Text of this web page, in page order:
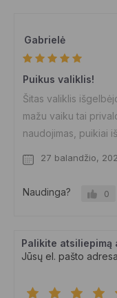
Gabrielė
Puikus valiklis!
Šitas valiklis
mažu vaiku tai
naudojimas, puikiai
27 balandžio,
Naudinga? 0
Palikite atsiliepimą
Jūsų el. pašto